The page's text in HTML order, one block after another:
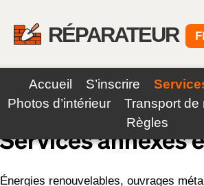
RÉPARATEUR
Accueil S’inscrire
Photos d’intérieur
Transport de
Règles
Retour aux Services
Services annexes
Énergies renouvelables, ouvrages